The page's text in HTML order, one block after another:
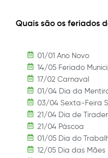
Quais são os feriados
01/01 Ano Novo
14/05 Feriado
17/02 Carnaval
01/04 Dia da
03/04 Sexta-Feira
21/04 Dia de
21/04 Páscoa
01/05 Dia do
12/05 Dia das Mães